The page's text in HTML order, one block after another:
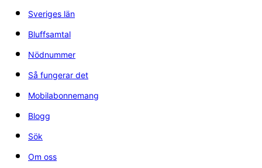
Sveriges län
Bluffsamtal
Nödnummer
Så fungerar det
Mobilabonnemang
Blogg
Sök
Om oss